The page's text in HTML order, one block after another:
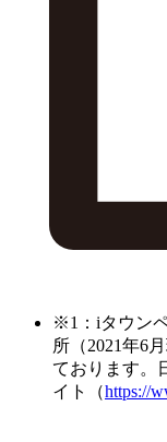
※1：iタウン
所（2021年6
ております。
イト（https://